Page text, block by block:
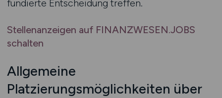
fundierte Entscheidung treffen.
Stellenanzeigen auf FINANZWESEN.JOBS
schalten
Allgemeine
Platzierungsmöglichkeiten über